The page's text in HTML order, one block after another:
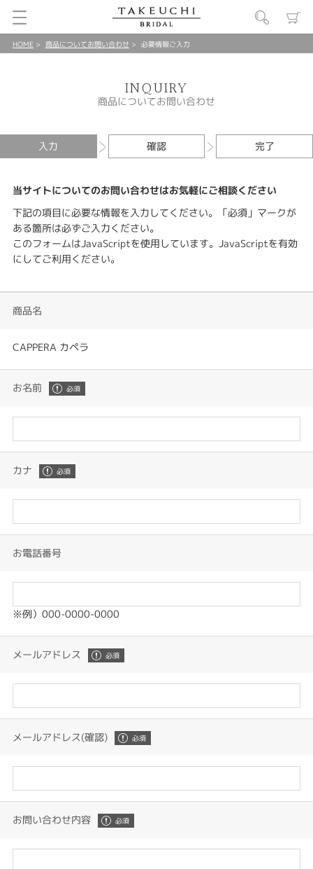
HOME 商品についてお問い合わせ 必要情報ご入力
INQUIRY
商品についてお問い合わせ
入力 確認 完了
当サイトについてのお問い合わせはお気軽にご相談ください
下記の項目に必要な情報を入力してください。「必須」マークが
ある箇所は必ずご入力ください。
このフォームはJavaScriptを使用しています。JavaScriptを有効
にしてご利用ください。
商品名
CAPPERA カペラ
お名前
カナ
お電話番号
※例）000-0000-0000
メールアドレス
メールアドレス(確認)
お問い合わせ内容